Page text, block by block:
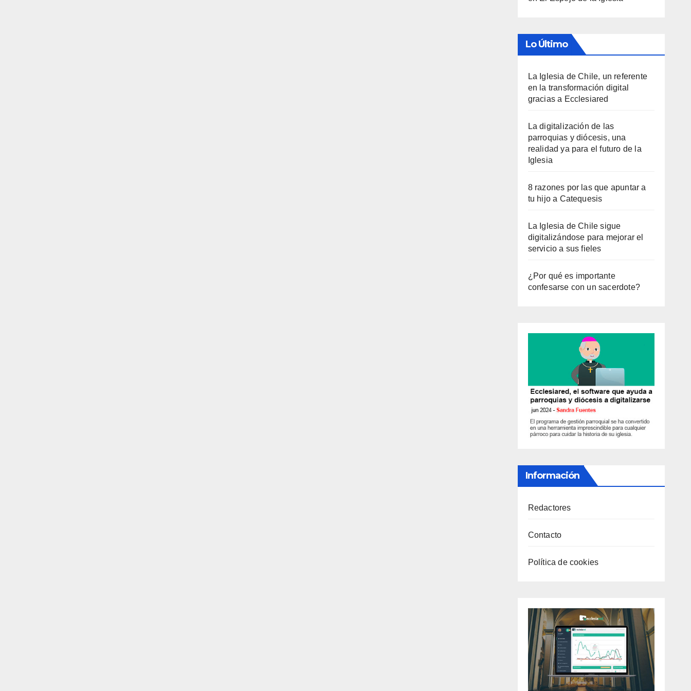
Lo Último
La Iglesia de Chile, un referente
en la transformación digital
gracias a Ecclesiared
La digitalización de las
parroquias y diócesis, una
realidad ya para el futuro de la
Iglesia
8 razones por las que apuntar a
tu hijo a Catequesis
La Iglesia de Chile sigue
digitalizándose para mejorar el
servicio a sus fieles
¿Por qué es importante
confesarse con un sacerdote?
Información
Redactores
Contacto
Política de cookies